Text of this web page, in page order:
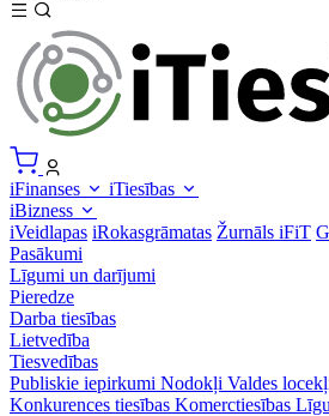
iFinanses
iTiesības
iBizness
iVeidlapas iRokasgrāmatas Žurnāls iFiT
Pasākumi
Līgumi un darījumi
Pieredze
Darba tiesības
Lietvedība
Tiesvedības
Publiskie iepirkumi Nodokļi Valdes
Konkurences tiesības Komerctiesības